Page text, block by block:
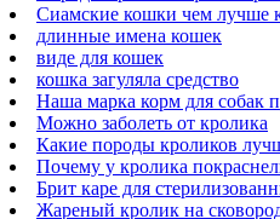
Сиамские кошки чем лучше
длинные имена кошек
виде для кошек
кошка загуляла средство
Наша марка корм для собак
Можно заболеть от кролика
Какие породы кроликов
Почему у кролика
Брит каре для
Жареный кролик на